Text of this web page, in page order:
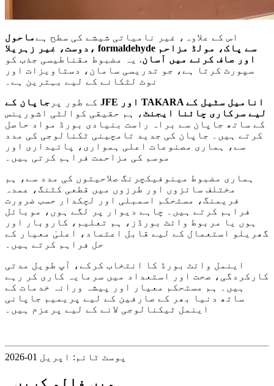
اس کے علاوہ، غیر نامیاتی شیشے کی سطح ہےماحول
دوست، غیر زہریلا، formaldehyde سے پاک، مولڈ مزاحم
اور صاف کرنے میں آسان. یہ مضبوط مقناطیسی جذب کو
سپورٹ کرتا ہے، جو تدریسی سامان، دستاویزات اور
نوٹ لٹکانے کے لیے بہترین ہے۔
کے طور پر جاپان کے JFE اور TAKARA انامیل سٹیل کے
لیے سرکاری چائنا ایجنٹ، ہم حقیقی کوالٹی اشورینس
کے ساتھ جاپان سے براہ راست بنیادی بورڈ مواد حاصل
کرتے ہیں۔ جاپان کی جدید تامچینی ٹکنالوجی کی مدد
سے، ہماری مصنوعات اعلی ہمواری، پائیداری اور
موسم کی مزاحمت فراہم کرتی ہیں۔
ہماری مضبوط مینوفیکچرنگ صلاحیتوں کی مدد سے، ہم
مختلف سائزوں اور طرزوں میں قطعی کٹنگ، عمدہ
فریمنگ، مستحکم اسمبلی اور لچکدار حسب ضرورت
فراہم کرتے ہیں۔ چاہے دیوار پر لگے ہوں، موبائل
ہوں یا مربوط وائٹ بورڈز، ہم تعلیم، کاروبار اور
گھریلو استعمال کے لیے قابل اعتماد، اعلیٰ معیار کے
حل فراہم کرتے ہیں۔
اینمل وائٹ بورڈ کا انتخاب کرکے، آپ طویل مدتی
کارکردگی، صحت اور استعداد میں سرمایہ کاری کر رہے
ہیں۔ ہم مستحکم معیار اور پیشہ ورانہ خدمات کے
ساتھ دنیا بھر کے صارفین کے لیے پریمیم جاپانی
اینمل ٹیکنالوجی لانے کے لیے پرعزم ہیں۔
پوسٹ ٹائم: اپریل 01-2026